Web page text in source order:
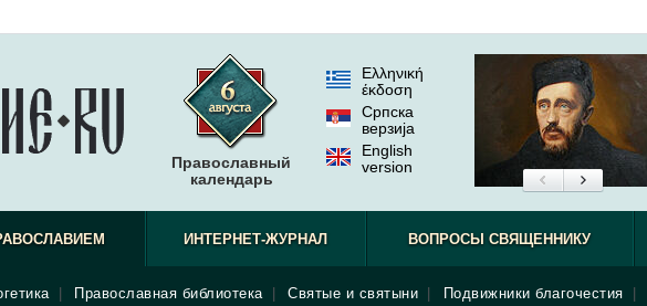
Православный
календарь
Ελληνική
έκδοση
Српска
верзиjа
English
version
Православная библиотека Святые и святыни Подвижники благочестия
ИНТЕРНЕТ-ЖУРНАЛ ВОПРОСЫ СВЯЩЕННИКУ